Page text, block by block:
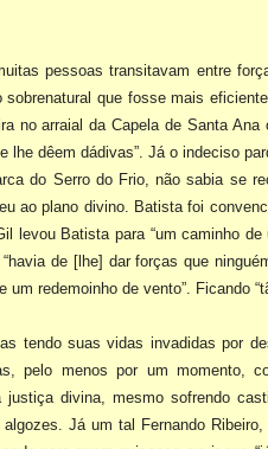
pessoas transitavam entre
sobrenatural que fossemais
no arraial da Capela de Santa Ana
lhe dêemdádivas”. Já o indeciso
do Serro do Frio, não sabia se
ao plano divino. Batista foi
levou Batista para “um caminho
de [lhe] dar forças que
um redemoinho de vento”. Ficando
tendo suas vidas invadidas por
pelo menos por um momento,
justiça divina, mesmo sofrendo
Já um tal Fernando